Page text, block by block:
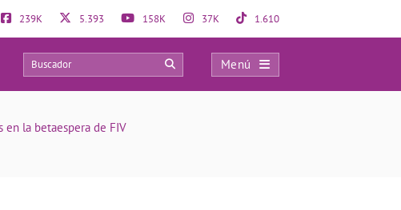
239K 5.393 158K 37K 1.610
Menú
0
en la betaespera de FIV